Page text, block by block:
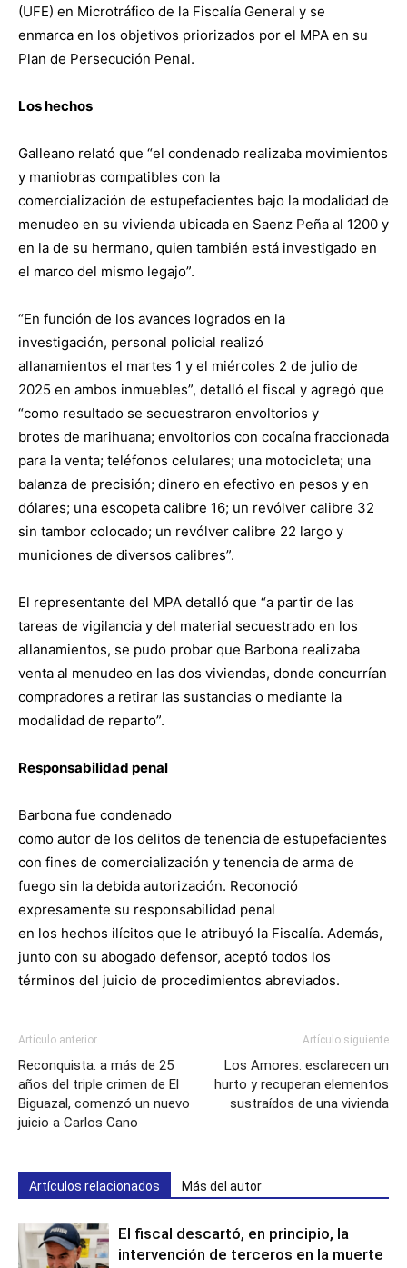
(UFE) en Microtráfico de la Fiscalía General y se
enmarca en los objetivos priorizados por el MPA en su
Plan de Persecución Penal.
Los hechos
Galleano relató que “el condenado realizaba movimientos
y maniobras compatibles con la
comercialización de estupefacientes bajo la modalidad de
menudeo en su vivienda ubicada en Saenz Peña al 1200 y
en la de su hermano, quien también está investigado en
el marco del mismo legajo”.
“En función de los avances logrados en la
investigación, personal policial realizó
allanamientos el martes 1 y el miércoles 2 de julio de
2025 en ambos inmuebles”, detalló el fiscal y agregó que
“como resultado se secuestraron envoltorios y
brotes de marihuana; envoltorios con cocaína fraccionada
para la venta; teléfonos celulares; una motocicleta; una
balanza de precisión; dinero en efectivo en pesos y en
dólares; una escopeta calibre 16; un revólver calibre 32
sin tambor colocado; un revólver calibre 22 largo y
municiones de diversos calibres”.
El representante del MPA detalló que “a partir de las
tareas de vigilancia y del material secuestrado en los
allanamientos, se pudo probar que Barbona realizaba
venta al menudeo en las dos viviendas, donde concurrían
compradores a retirar las sustancias o mediante la
modalidad de reparto”.
Responsabilidad penal
Barbona fue condenado
como autor de los delitos de tenencia de estupefacientes
con fines de comercialización y tenencia de arma de
fuego sin la debida autorización. Reconoció
expresamente su responsabilidad penal
en los hechos ilícitos que le atribuyó la Fiscalía. Además,
junto con su abogado defensor, aceptó todos los
términos del juicio de procedimientos abreviados.
Artículo anterior
Reconquista: a más de 25
años del triple crimen de El
Biguazal, comenzó un nuevo
juicio a Carlos Cano
Artículo siguiente
Los Amores: esclarecen un
hurto y recuperan elementos
sustraídos de una vivienda
Artículos relacionados Más del autor
El fiscal descartó, en principio, la
intervención de terceros en la muerte